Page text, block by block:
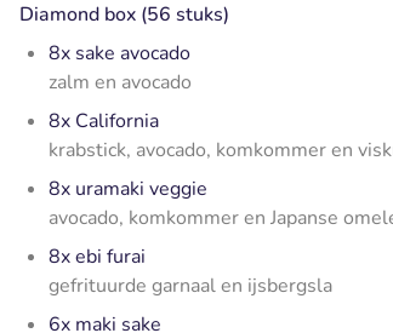
Diamond box (56 stuks)
8x sake avocado
zalm en avocado
8x California
krabstick, avocado, komkommer en
8x uramaki veggie
avocado, komkommer en Japanse
8x ebi furai
gefrituurde garnaal en ijsbergsla
6x maki sake